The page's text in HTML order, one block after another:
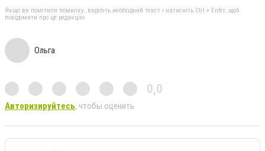
Якщо ви помітили помилку, виділіть необхідний текст і натисніть Ctrl + Enter, щоб
повідомити про це редакцію
Ольга
0,0
Авторизируйтесь, чтобы оценить